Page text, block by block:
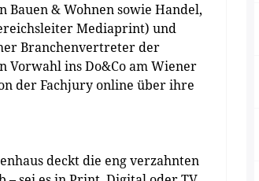
& Wohnen sowie Handel,
Mediaprint) und
Branchenvertreter der
Vorwahl ins Do&Co am Wiener
der Fachjury online über ihre
deckt die eng verzahnten